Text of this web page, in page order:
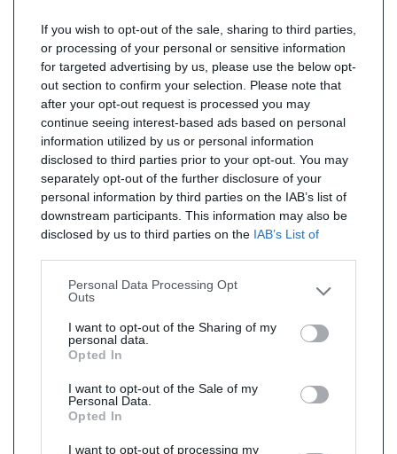
If you wish to opt-out of the sale, sharing to third parties,
or processing of your personal or sensitive information
for targeted advertising by us, please use the below opt-
out section to confirm your selection. Please note that
after your opt-out request is processed you may
continue seeing interest-based ads based on personal
information utilized by us or personal information
disclosed to third parties prior to your opt-out. You may
separately opt-out of the further disclosure of your
personal information by third parties on the IAB’s list of
downstream participants. This information may also be
disclosed by us to third parties on the IAB’s List of
Personal Data Processing Opt
Outs
I want to opt-out of the Sharing of my
personal data.
Opted In
I want to opt-out of the Sale of my
Personal Data.
Opted In
I want to opt-out of processing my